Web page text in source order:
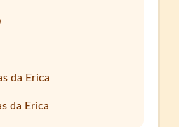
da Erica
da Erica